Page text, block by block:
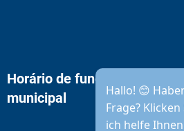
Hallo! 😊
Frage?
ich helfe
Horário de funcionamento
municipal